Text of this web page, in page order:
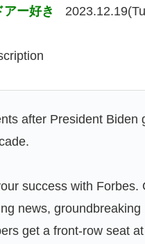
アー好き
after President Biden
success with
news,
get a front-row seat